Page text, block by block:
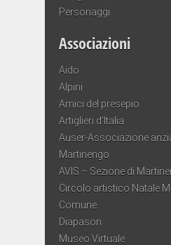
Personaggi
Associazioni
Aido
Alpini
Amici del presepio
Artiglieri d’Italia
Auser-Associazione
Martinengo
AVIS – Sezione di
Circolo artistico Natale
Comune
Diapason
Museo Virtuale